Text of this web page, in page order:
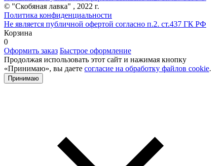
© "Скобяная лавка" , 2022 г.
Политика конфиденциальности
Не является публичной офертой согласно п.2. ст.437 ГК РФ
Корзина
0
Оформить заказ Быстрое оформление
Продолжая использовать этот сайт и нажимая кнопку
«Принимаю», вы даете согласие на обработку файлов cookie.
Принимаю